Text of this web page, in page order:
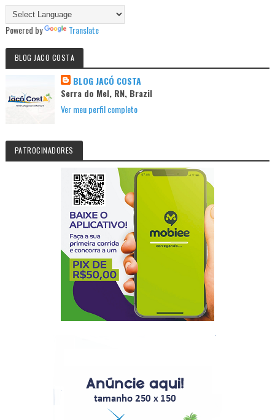
Powered by Translate
BLOG JACO COSTA
BLOG JACÓ COSTA
Serra do Mel, RN, Brazil
Ver meu perfil completo
PATROCINADORES